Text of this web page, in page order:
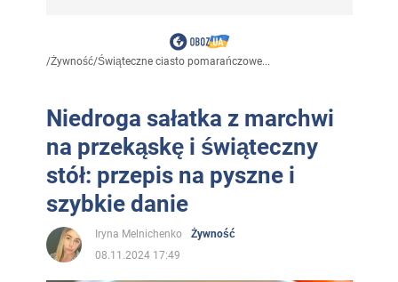
/Żywność/Świąteczne ciasto pomarańczowe...
Niedroga sałatka z marchwi
na przekąskę i świąteczny
stół: przepis na pyszne i
szybkie danie
Iryna Melnichenko
Żywność
08.11.2024 17:49